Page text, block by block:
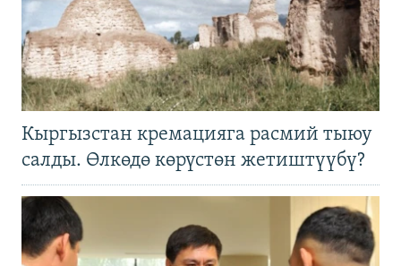
Кыргызстан кремацияга расмий тыюу
салды. Өлкөдө көрүстөн жетиштүүбү?